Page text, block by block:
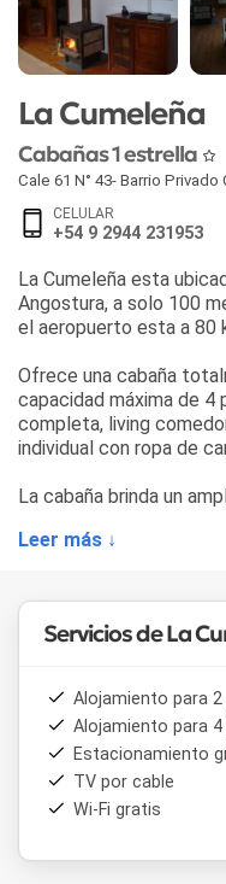
La Cumeleña
Cabañas 1 estrella
Cale 61 N° 43- Barrio Privado
CELULAR
+54 9 2944 231953
La Cumeleña esta
Angostura, a solo 100
el aeropuerto esta a 80
Ofrece una cabaña
capacidad máxima de 4
completa, living
individual con ropa de
La cabaña brinda un
Leer más ↓
Servicios de La
Alojamiento para
Alojamiento para
Estacionamiento
TV por cable
Wi-Fi gratis